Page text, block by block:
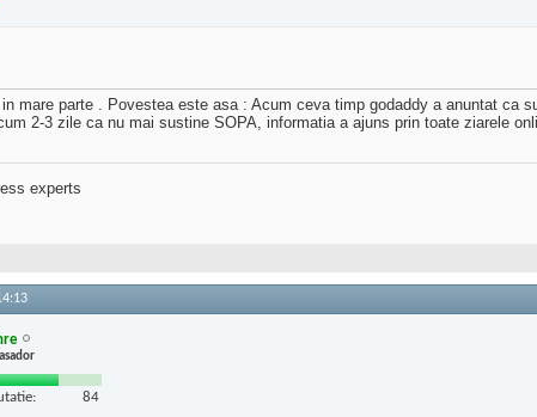
mare parte . Povestea este asa : Acum ceva timp godaddy a anuntat
2-3 zile ca nu mai sustine SOPA, informatia a ajuns prin toate ziarele
experts
84